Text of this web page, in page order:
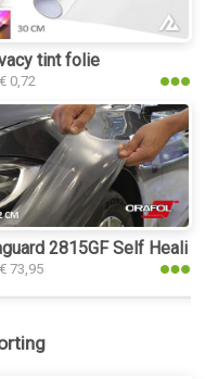
tint folie
0,72
2815GF Self
73,95